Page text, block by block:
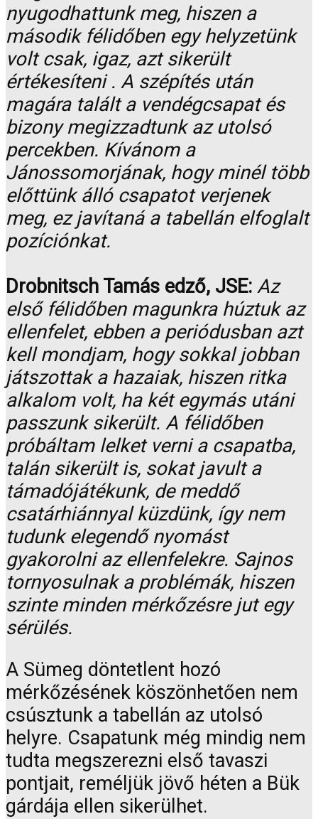
nyugodhattunk meg, hiszen a
második félidőben egy helyzetünk
volt csak, igaz, azt sikerült
értékesíteni . A szépítés után
magára talált a vendégcsapat és
bizony megizzadtunk az utolsó
percekben. Kívánom a
Jánossomorjának, hogy minél több
előttünk álló csapatot verjenek
meg, ez javítaná a tabellán elfoglalt
pozíciónkat.
Drobnitsch Tamás edző, JSE: Az
első félidőben magunkra húztuk az
ellenfelet, ebben a periódusban azt
kell mondjam, hogy sokkal jobban
játszottak a hazaiak, hiszen ritka
alkalom volt, ha két egymás utáni
passzunk sikerült. A félidőben
próbáltam lelket verni a csapatba,
talán sikerült is, sokat javult a
támadójátékunk, de meddő
csatárhiánnyal küzdünk, így nem
tudunk elegendő nyomást
gyakorolni az ellenfelekre. Sajnos
tornyosulnak a problémák, hiszen
szinte minden mérkőzésre jut egy
sérülés.
A Sümeg döntetlent hozó
mérkőzésének köszönhetően nem
csúsztunk a tabellán az utolsó
helyre. Csapatunk még mindig nem
tudta megszerezni első tavaszi
pontjait, reméljük jövő héten a Bük
gárdája ellen sikerülhet.